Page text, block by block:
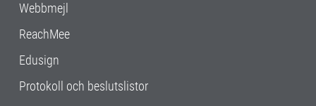
Webbmejl
ReachMee
Edusign
Protokoll och beslutslistor